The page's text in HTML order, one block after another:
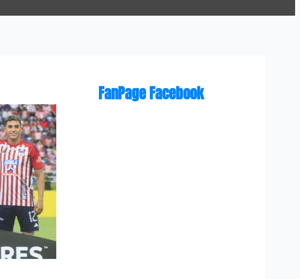
FanPage Facebook